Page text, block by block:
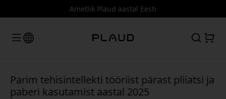
Ametlik Plaud aastal Eesti
Parim tehisintellekti tööriist pärast pliiatsi ja
paberi kasutamist aastal 2025